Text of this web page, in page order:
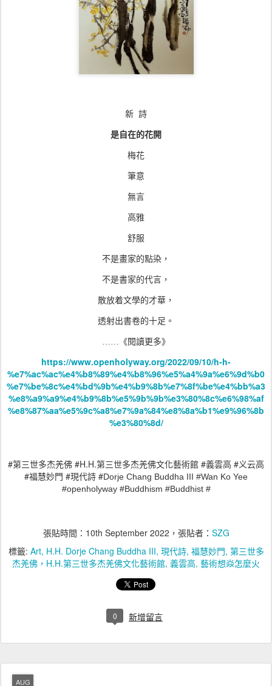
新 詩
是自在的花開
梅花
筆意
無言
高雅
舒服
不是畫家的點染，
不是書家的代言，
散放着文學的才華，
透射出書卷的十足。
《閱讀更多》
https://www.openholyway.org/2022/09/10/h-h-
%e7%ac%ac%e4%b8%89%e4%b8%96%e5%a4%9a%e6%9d%b0
%e7%be%8c%e4%bd%9b%e4%b9%8b%e7%8f%be%e4%bb%a3
%e8%a9%a9%e4%b9%8b%e5%9b%9b%e3%80%8c%e6%98%af
%e8%87%aa%e5%9c%a8%e7%9a%84%e8%8a%b1%e9%96%8b
%e3%80%8d/
#第三世多杰羌佛 #H.H.第三世多杰羌佛文化藝術館 #義雲高 #义云高
#福慧妙門 #現代詩 #Dorje Chang Buddha III #Wan Ko Yee
#openholyway #Buddhism #Buddhist #
張貼時間： 10th September 2022 ，張貼者： SZG
標籤: Art H.H. Dorje Chang Buddha III 現代詩 福慧妙門 第三世多
杰羌佛，H.H.第三世多杰羌佛文化藝術館 義雲高 藝術想焱怎麼火
0 新增留言
AUG